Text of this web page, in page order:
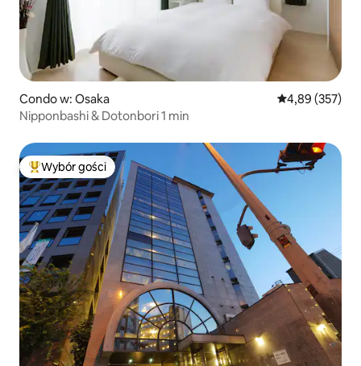
Condo w: Osaka Średnia
4,89 (357)
Nipponbashi & Dotonbori 1 min
Najpopularniejsze z kategorii Wybór gości
Wybór gości